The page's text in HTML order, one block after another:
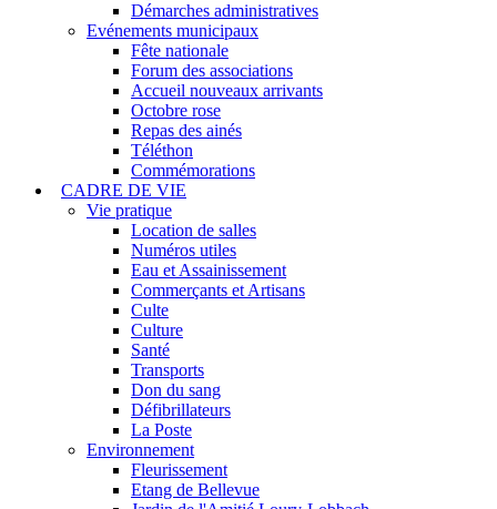
Démarches administratives
Evénements municipaux
Fête nationale
Forum des associations
Accueil nouveaux arrivants
Octobre rose
Repas des ainés
Téléthon
Commémorations
CADRE DE VIE
Vie pratique
Location de salles
Numéros utiles
Eau et Assainissement
Commerçants et Artisans
Culte
Culture
Santé
Transports
Don du sang
Défibrillateurs
La Poste
Environnement
Fleurissement
Etang de Bellevue